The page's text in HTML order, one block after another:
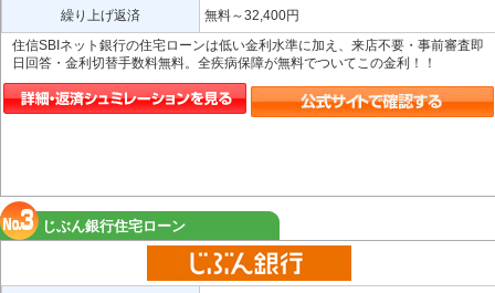
繰り上げ返済
無料～32,400円
住信SBIネット銀行の住宅ローンは低い金利水準に加え、来店不要・事前審査即
日回答・金利切替手数料無料。全疾病保障が無料でついてこの金利！！
じぶん銀行住宅ローン